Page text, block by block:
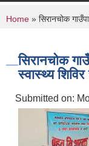
You are
Home » सिरानचोक
सिरानचोक
स्वास्थ्य
Submitted on: